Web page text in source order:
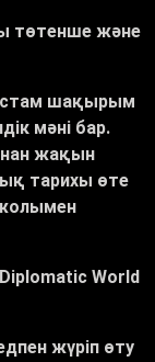
төтенше және
шақырым
мәні бар.
жақын
тарихы өте
World
жүріп өту